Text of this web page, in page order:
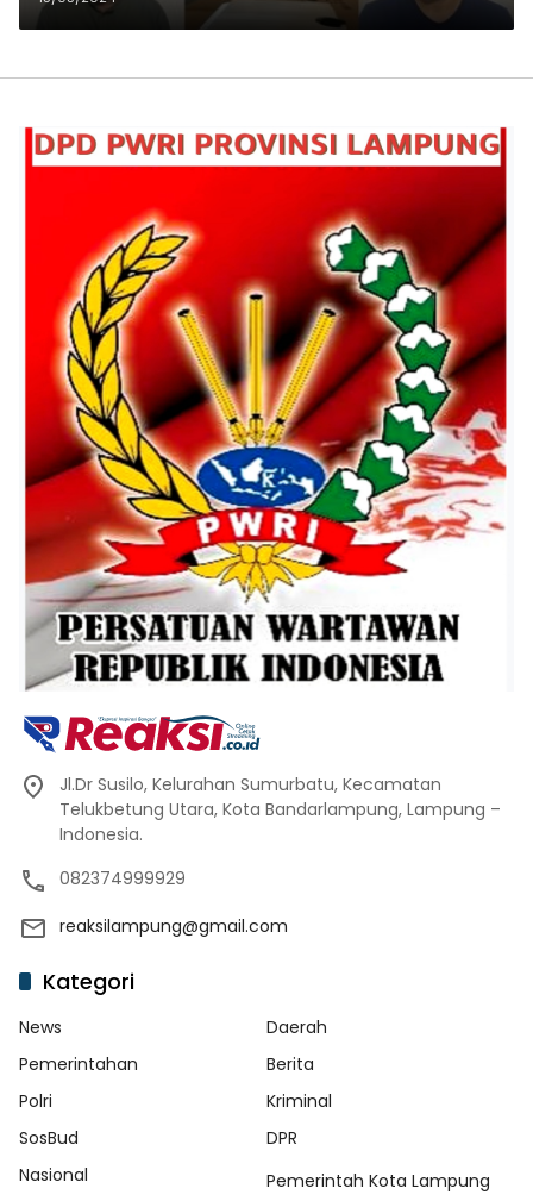
Metro
Jl.Dr Susilo, Kelurahan Sumurbatu, Kecamatan
Telukbetung Utara, Kota Bandarlampung, Lampung –
Indonesia.
082374999929
reaksilampung@gmail.com
Kategori
News
Daerah
Pemerintahan
Berita
Polri
Kriminal
SosBud
DPR
Nasional
Pemerintah Kota Lampung